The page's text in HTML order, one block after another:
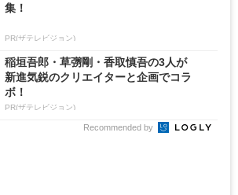
集！
PR(ザテレビジョン)
稲垣吾郎・草彅剛・香取慎吾の3人が
新進気鋭のクリエイターと企画でコラ
ボ！
PR(ザテレビジョン)
Recommended by